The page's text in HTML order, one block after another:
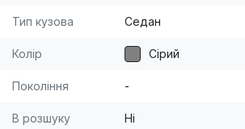
Тип кузова Седан
Колір Сірий
Покоління -
В розшуку Ні